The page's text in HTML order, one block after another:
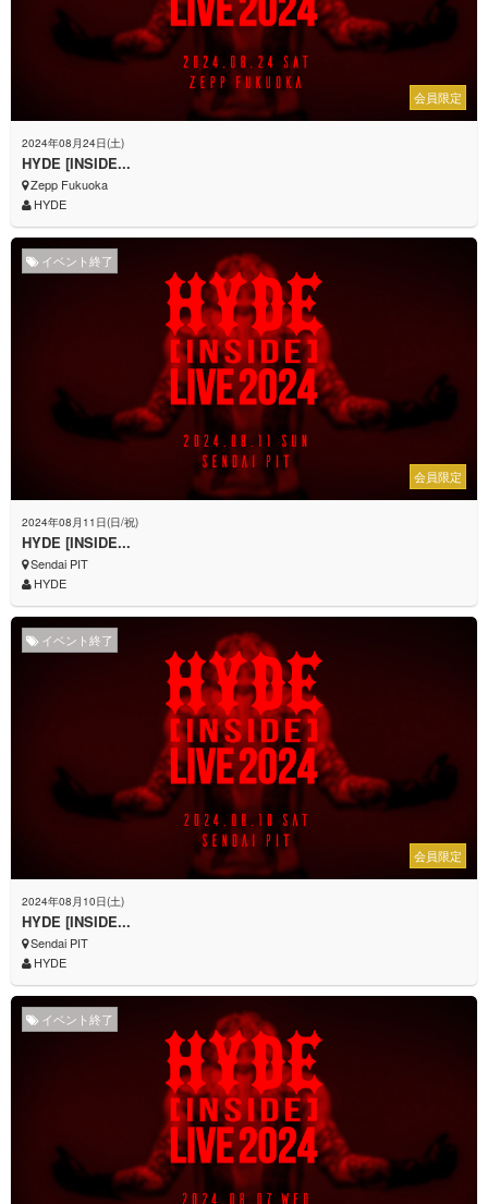
会員限定
2024年08月24日(土)
HYDE [INSIDE...
Zepp Fukuoka
HYDE
イベント終了
会員限定
2024年08月11日(日/祝)
HYDE [INSIDE...
Sendai PIT
HYDE
イベント終了
会員限定
2024年08月10日(土)
HYDE [INSIDE...
Sendai PIT
HYDE
イベント終了